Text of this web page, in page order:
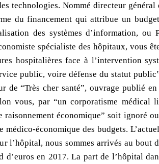
technologies. Nommé directeur
du financement qui attribue un
des systèmes d’information,
spécialiste des hôpitaux, vous
hospitalières face à l’intervention
public, voire défense du statut
de “Très cher santé”, ouvrage publié
vous, par “un corporatisme médical
économique” soit ignoré
médico-économique des budgets.
l’hôpital, nous sommes arrivés au bout
en 2017. La part de l’hôpital